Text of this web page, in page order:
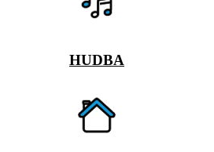
HUDBA